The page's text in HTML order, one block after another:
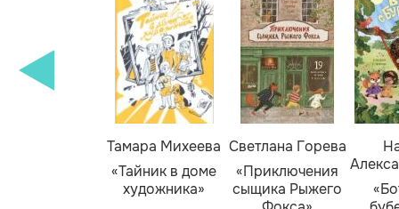
Тамара Михеева
«Тайник в доме
художника»
Светлана Горева
«Приключения
сыщика Рыжего